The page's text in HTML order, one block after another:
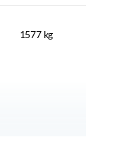
1577 kg